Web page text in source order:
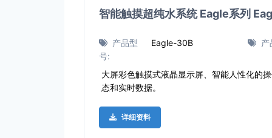
智能触摸超纯水系统 Eagle系列
产品型
号:
Eagle-30B 产
大屏彩色触摸式液晶显示屏、智能人性化的
态和实时数据。
详细资料